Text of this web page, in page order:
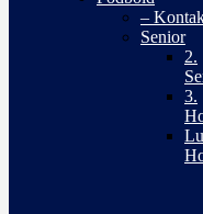
–
Senior
2.
3.